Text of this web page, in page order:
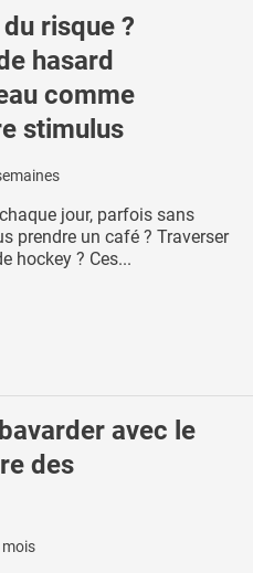
risque ?
hasard
comme
stimulus
jour, parfois sans
prendre un café ? Traverser
hockey ? Ces...
avec le
des
mois